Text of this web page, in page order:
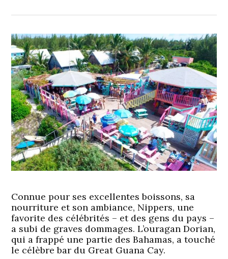
Connue pour ses excellentes boissons, sa
nourriture et son ambiance, Nippers, une
favorite des célébrités – et des gens du pays –
a subi de graves dommages. L’ouragan Dorian,
qui a frappé une partie des Bahamas, a touché
le célèbre bar du Great Guana Cay.